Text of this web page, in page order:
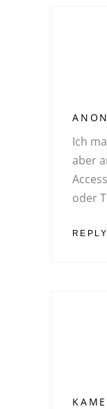
Ich
aber
oder